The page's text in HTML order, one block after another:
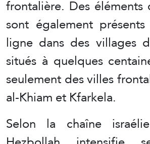
frontalière. Des éléments
sont également
ligne dans des villages
situés à quelques
seulement des villes
al-Khiam et Kfarkela.
Selon la chaîne